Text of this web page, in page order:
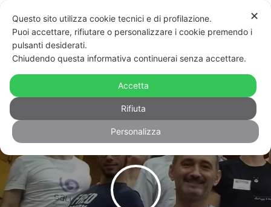
Emilia Romagna: “la lunga notte
dell’omofobia”. E gli attivisti portano
viveri
✕
Questo sito utilizza cookie tecnici e di profilazione.
Puoi accettare, rifiutare o personalizzare i cookie premendo i
pulsanti desiderati.
Chiudendo questa informativa continuerai senza accettare.
Accetta
Rifiuta
Personalizza